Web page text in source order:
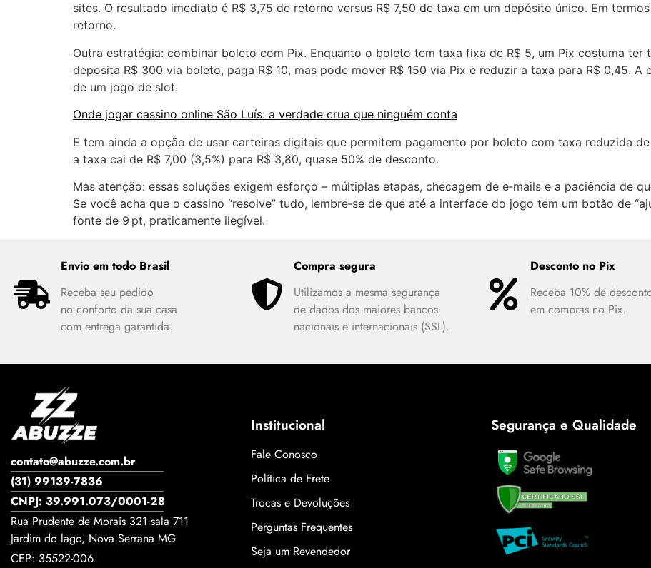
sites. O resultado imediato é R$ 3,75 de retorno versus R$ 7,50 de taxa em um depósito único. Em
retorno.
Outra estratégia: combinar boleto com Pix. Enquanto o boleto tem taxa fixa de R$ 5, um Pix costuma ter
deposita R$ 300 via boleto, paga R$ 10, mas pode mover R$ 150 via Pix e reduzir a taxa para R$ 0,45.
de um jogo de slot.
Onde jogar cassino online São Luís: a verdade crua que ninguém conta
E tem ainda a opção de usar carteiras digitais que permitem pagamento por boleto com taxa reduzida
a taxa cai de R$ 7,00 (3,5%) para R$ 3,80, quase 50% de desconto.
Mas atenção: essas soluções exigem esforço – múltiplas etapas, checagem de e‑mails e a paciência de
Se você acha que o cassino “resolve” tudo, lembre‑se de que até a interface do jogo tem um botão de
fonte de 9 pt, praticamente ilegível.
Envio em todo Brasil
Receba seu pedido
no conforto da sua casa
com entrega garantida.
Compra segura
Utilizamos a mesma segurança
de dados dos maiores bancos
nacionais e internacionais (SSL).
Desconto no Pix
Receba 10% de
em compras no Pix.
contato@abuzze.com.br
(31) 99139-7836
CNPJ: 39.991.073/0001-28
Rua Prudente de Morais 321 sala 711
Jardim do lago, Nova Serrana MG
CEP: 35522-006
Institucional
Fale Conosco
Política de Frete
Trocas e Devoluções
Perguntas Frequentes
Seja um Revendedor
Segurança e Qualidade